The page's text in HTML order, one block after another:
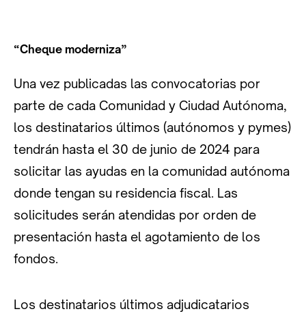
“Cheque moderniza”
Una vez publicadas las convocatorias por
parte de cada Comunidad y Ciudad Autónoma,
los destinatarios últimos (autónomos y pymes)
tendrán hasta el 30 de junio de 2024 para
solicitar las ayudas en la comunidad autónoma
donde tengan su residencia fiscal. Las
solicitudes serán atendidas por orden de
presentación hasta el agotamiento de los
fondos.
Los destinatarios últimos adjudicatarios